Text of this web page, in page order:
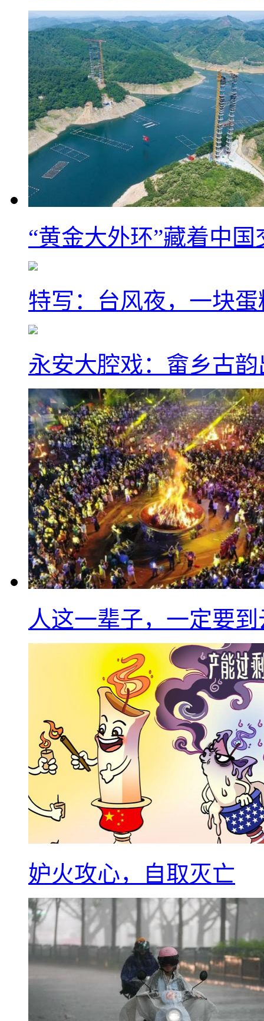
“黄金大外环”藏着中
特写：台风夜，一块
永安大腔戏：畲乡古
人这一辈子，一定要
妒火攻心，自取灭亡